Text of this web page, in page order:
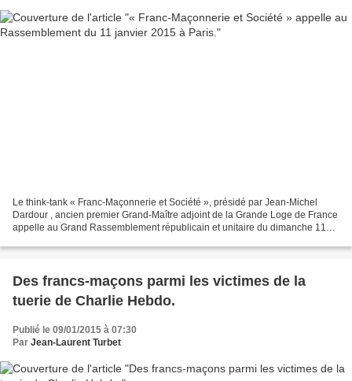
Le think-tank « Franc-Maçonnerie et Société », présidé par Jean-Michel
Dardour , ancien premier Grand-Maître adjoint de la Grande Loge de France
appelle au Grand Rassemblement républicain et unitaire du dimanche 11
Des francs-maçons parmi les victimes de la
tuerie de Charlie Hebdo.
Publié le 09/01/2015 à 07:30
Par Jean-Laurent Turbet